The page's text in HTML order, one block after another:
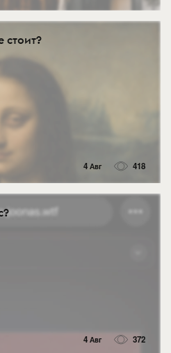
стоит?
4 Авг 418
4 Авг 372